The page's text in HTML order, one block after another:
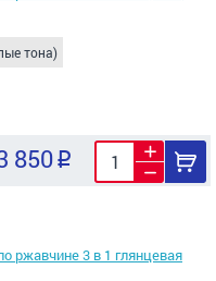
тона)
850
ржавчине 3 в 1 глянцевая